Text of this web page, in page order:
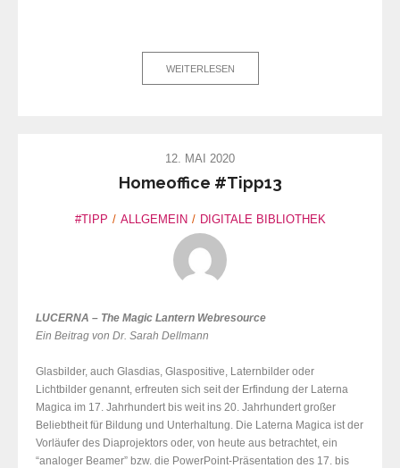
WEITERLESEN
12. MAI 2020
Homeoffice #Tipp13
#TIPP ALLGEMEIN DIGITALE BIBLIOTHEK
LUCERNA – The Magic Lantern Webresource
Ein Beitrag von Dr. Sarah Dellmann
Glasbilder, auch Glasdias, Glaspositive, Laternbilder oder
Lichtbilder genannt, erfreuten sich seit der Erfindung der Laterna
Magica im 17. Jahrhundert bis weit ins 20. Jahrhundert großer
Beliebtheit für Bildung und Unterhaltung. Die Laterna Magica ist der
Vorläufer des Diaprojektors oder, von heute aus betrachtet, ein
“analoger Beamer” bzw. die PowerPoint-Präsentation des 17. bis